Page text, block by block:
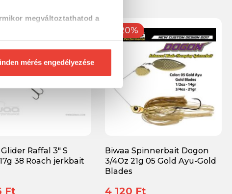
megváltoztathatod a
mérés engedélyezése
Raffal 3" S
38 Roach jerkbait
Ft
-20%
Biwaa Spinnerbait Dogon
3/4Oz 21g 05 Gold Ayu-Gold
Blades
4 120 Ft